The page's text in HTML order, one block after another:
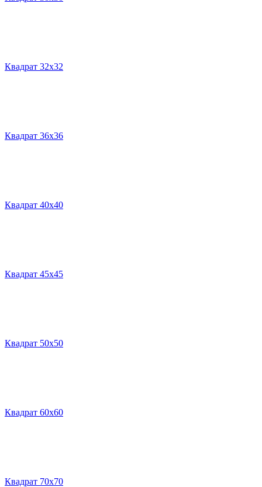
Квадрат 32х32
Квадрат 36х36
Квадрат 40х40
Квадрат 45х45
Квадрат 50х50
Квадрат 60х60
Квадрат 70х70